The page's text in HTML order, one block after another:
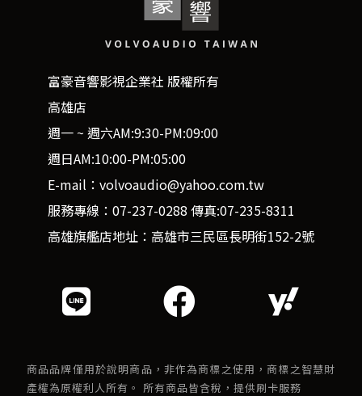
富豪音響影視企業社 版權所有
高雄店
週一 ~ 週六AM:9:30-PM:09:00
週日AM:10:00-PM:05:00
E-mail：volvoaudio@yahoo.com.tw
服務專線：07-237-0288 傳真:07-235-8311
高雄旗艦店地址：高雄市三民區長明街152-2號
商品品牌僅用於說明商品，非作為商標之使用，商標之智慧財
產權為原權利人所有。 所有商品皆含稅，提供刷卡服務